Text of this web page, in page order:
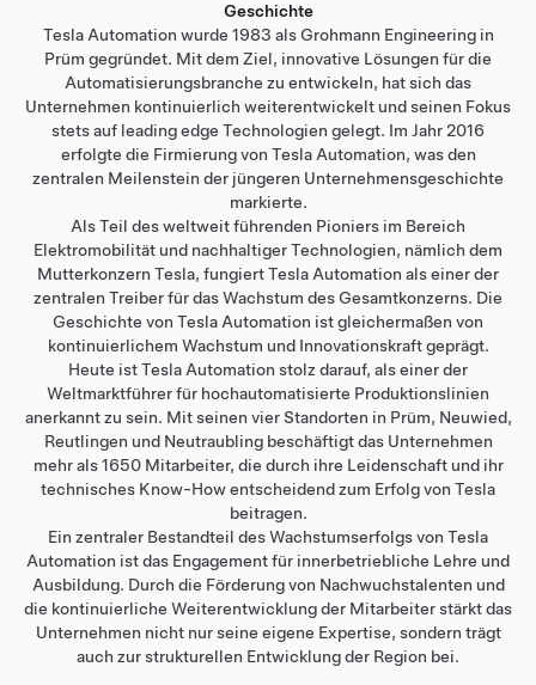
Geschichte
Tesla Automation wurde 1983 als Grohmann Engineering in
Prüm gegründet. Mit dem Ziel, innovative Lösungen für die
Automatisierungsbranche zu entwickeln, hat sich das
Unternehmen kontinuierlich weiterentwickelt und seinen Fokus
stets auf leading edge Technologien gelegt. Im Jahr 2016
erfolgte die Firmierung von Tesla Automation, was den
zentralen Meilenstein der jüngeren Unternehmensgeschichte
markierte.
Als Teil des weltweit führenden Pioniers im Bereich
Elektromobilität und nachhaltiger Technologien, nämlich dem
Mutterkonzern Tesla, fungiert Tesla Automation als einer der
zentralen Treiber für das Wachstum des Gesamtkonzerns. Die
Geschichte von Tesla Automation ist gleichermaßen von
kontinuierlichem Wachstum und Innovationskraft geprägt.
Heute ist Tesla Automation stolz darauf, als einer der
Weltmarktführer für hochautomatisierte Produktionslinien
anerkannt zu sein. Mit seinen vier Standorten in Prüm, Neuwied,
Reutlingen und Neutraubling beschäftigt das Unternehmen
mehr als 1650 Mitarbeiter, die durch ihre Leidenschaft und ihr
technisches Know-How entscheidend zum Erfolg von Tesla
beitragen.
Ein zentraler Bestandteil des Wachstumserfolgs von Tesla
Automation ist das Engagement für innerbetriebliche Lehre und
Ausbildung. Durch die Förderung von Nachwuchstalenten und
die kontinuierliche Weiterentwicklung der Mitarbeiter stärkt das
Unternehmen nicht nur seine eigene Expertise, sondern trägt
auch zur strukturellen Entwicklung der Region bei.